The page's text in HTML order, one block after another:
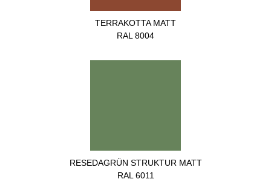
TERRAKOTTA MATT
RAL 8004
RESEDAGRÜN STRUKTUR MATT
RAL 6011